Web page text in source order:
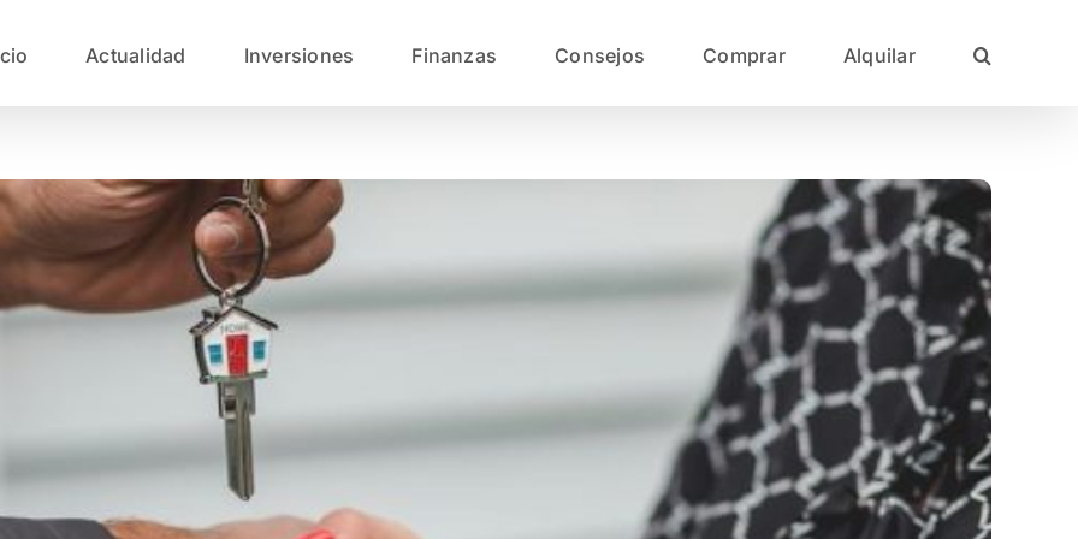
Actualidad Inversiones Finanzas Consejos Comprar Alquilar